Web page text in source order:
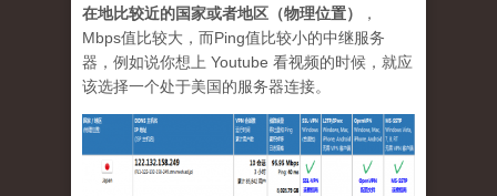
在地比较近的国家或者地区（物理位置）
，
Mbps值比较大，而Ping值比较小的中继服务
器，例如说你想上 Youtube 看视频的时候，就应
该选择一个处于美国的服务器连接。